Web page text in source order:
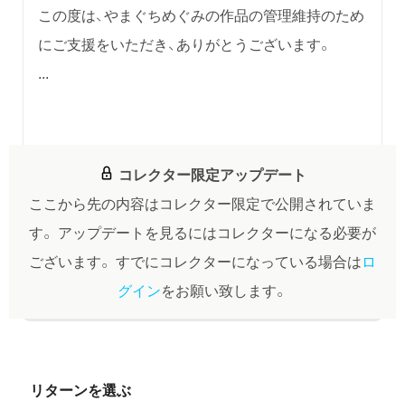
この度は、やまぐちめぐみの作品の管理維持のため
にご支援をいただき、ありがとうございます。
...
コレクター限定アップデート
ここから先の内容はコレクター限定で公開されていま
す。 アップデートを見るにはコレクターになる必要が
ございます。 すでにコレクターになっている場合はロ
グインをお願い致します。
リターンを選ぶ